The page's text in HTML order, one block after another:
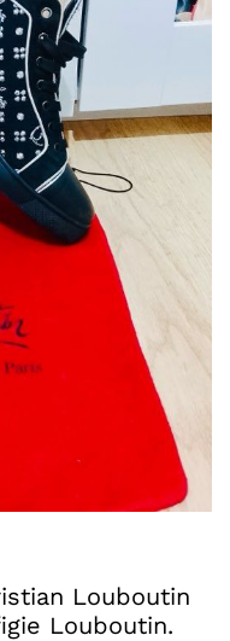
Louboutin
Louboutin.